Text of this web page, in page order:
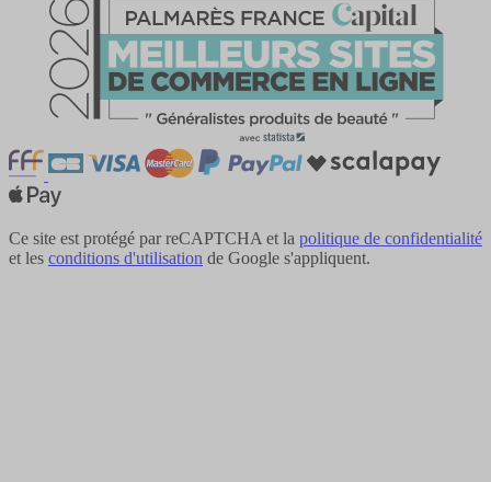
Ce site est protégé par reCAPTCHA et la politique de confidentialité
et les conditions d'utilisation de Google s'appliquent.